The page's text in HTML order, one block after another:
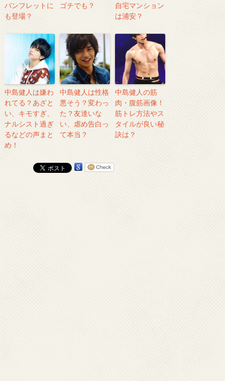
パンフレットに
も登場？
ゴチでも？
自宅マンション
は浦安？
中島健人は嫌わ
れてる？あざと
い、キモすぎ、
ナルシスト過ぎ
るなどの声まと
め！
中島健人は性格
悪そう？変わっ
た？友達いな
い、虐め告白っ
て本当？
中島健人の筋
肉・腹筋画像！
筋トレ方法やス
タイルが良い秘
訣は？